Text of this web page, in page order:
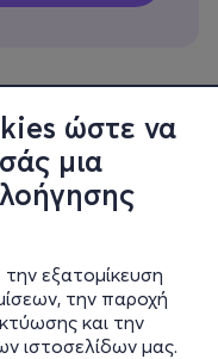
ώστε να
μια
εξατομίκευση
την παροχή
και την
ιστοσελίδων μας.